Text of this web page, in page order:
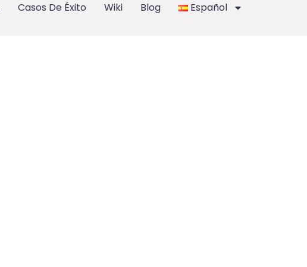
Casos De Éxito Wiki Blog Español